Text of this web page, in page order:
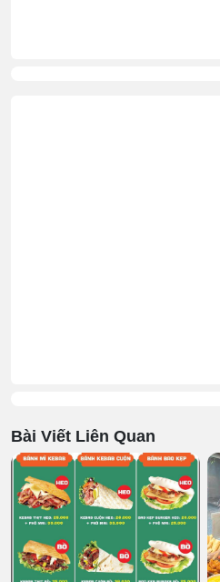
Bài Viết Liên Quan